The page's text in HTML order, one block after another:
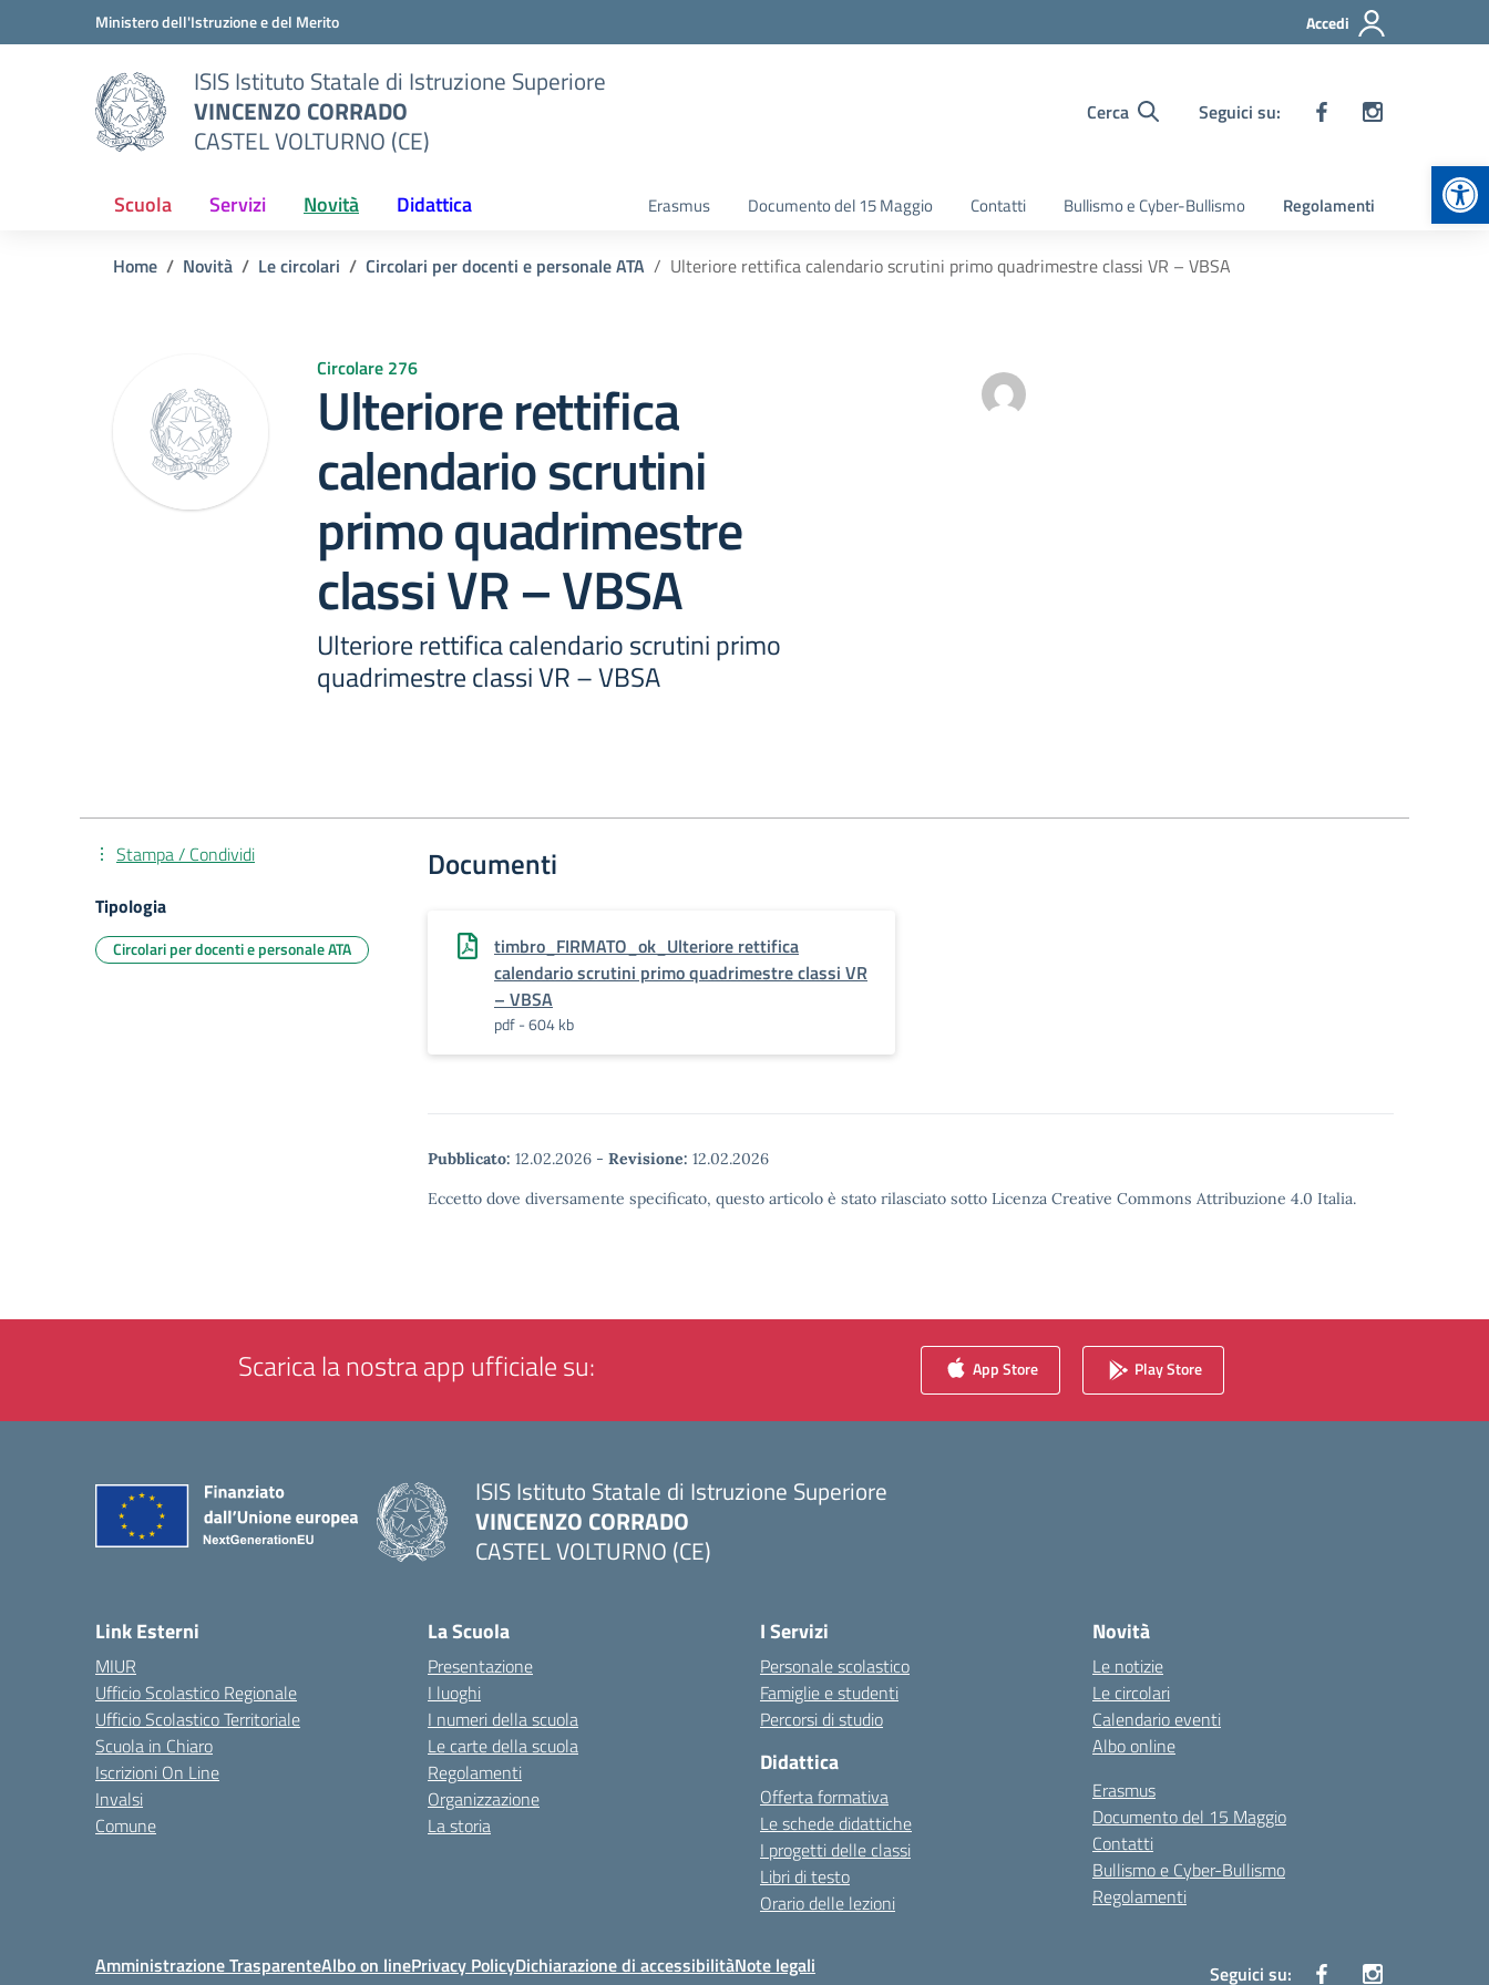
Vai ai contenuti
Vai al menu di navigazioneMinistero dell'Istruzione e del Merito Accedi
ISIS Istituto Statale di Istruzione Superiore
VINCENZO CORRADO
CASTEL VOLTURNO (CE)
Cerca Seguici su:
Scuola Servizi Novità Didattica Erasmus Documento del 15 Maggio Contatti Bullismo e Cyber-Bullismo Regolamenti
Home Novità Le circolari Circolari per docenti e personale ATA Ulteriore rettifica calendario scrutini primo quadrimestre classi VR – VBSA
Circolare 276
Ulteriore rettifica
calendario scrutini
primo quadrimestre
classi VR – VBSA
Ulteriore rettifica calendario scrutini primo
quadrimestre classi VR – VBSA
Documenti
timbro_FIRMATO_ok_Ulteriore rettifica
calendario scrutini primo quadrimestre classi VR
– VBSA
pdf - 604 kb
Pubblicato: 12.02.2026 - Revisione: 12.02.2026
Eccetto dove diversamente specificato, questo articolo è stato rilasciato sotto Licenza Creative Commons Attribuzione 4.0 Italia.
Stampa / Condividi
Tipologia
Circolari per docenti e personale ATA
Scarica la nostra app ufficiale su: App Store Play Store
ISIS Istituto Statale di Istruzione Superiore
VINCENZO CORRADO
CASTEL VOLTURNO (CE)
Link Esterni
MIUR
Ufficio Scolastico Regionale
Ufficio Scolastico Territoriale
Scuola in Chiaro
Iscrizioni On Line
Invalsi
Comune
La Scuola
Presentazione
I luoghi
I numeri della scuola
Le carte della scuola
Regolamenti
Organizzazione
La storia
I Servizi
Personale scolastico
Famiglie e studenti
Percorsi di studio
Didattica
Offerta formativa
Le schede didattiche
I progetti delle classi
Libri di testo
Orario delle lezioni
Novità
Le notizie
Le circolari
Calendario eventi
Albo online
Erasmus
Documento del 15 Maggio
Contatti
Bullismo e Cyber-Bullismo
Regolamenti
Amministrazione TrasparenteAlbo on linePrivacy PolicyDichiarazione di accessibilitàNote legali Seguici su: